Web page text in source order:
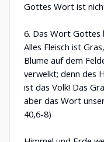
Gottes Wort ist
6. Das Wort
Alles Fleisch ist
Blume auf dem
verwelkt; denn des
ist das Volk! Das
aber das Wort
40,6-8)